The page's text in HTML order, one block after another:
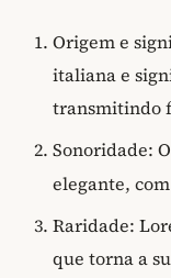
Origem e
italiana e
transmitindo
Sonoridade:
elegante,
Raridade:
que torna a